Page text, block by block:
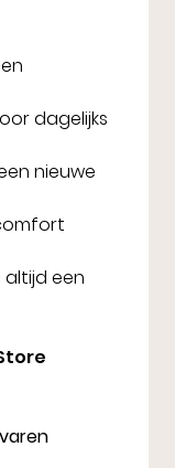
dagelijks
nieuwe
een